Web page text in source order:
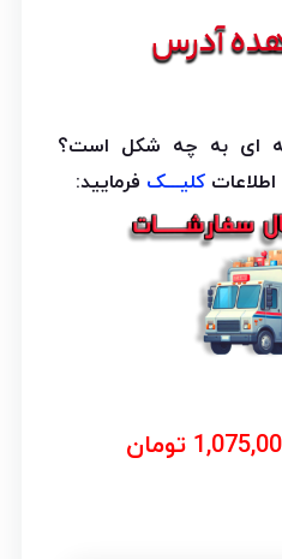
ای به چه شکل است؟
کلیـــک فرمایید:
تومان